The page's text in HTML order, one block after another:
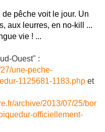
pêche voit le jour. Un
aux leurres, en no-kill ...
vie ! ...
Ouest" :
une-peche-
1125681-1183.php et
archive/2013/07/25/bor
officiellement-